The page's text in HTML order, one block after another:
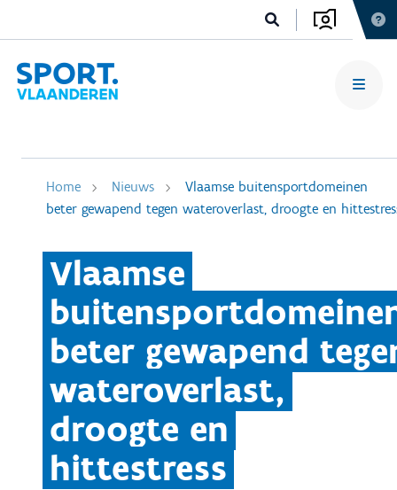
Home Nieuws
Vlaamse buitensportdomeinen
beter gewapend tegen wateroverlast, droogte en
Vlaamse
beter gewapend
wateroverlast,
droogte en
hittestress